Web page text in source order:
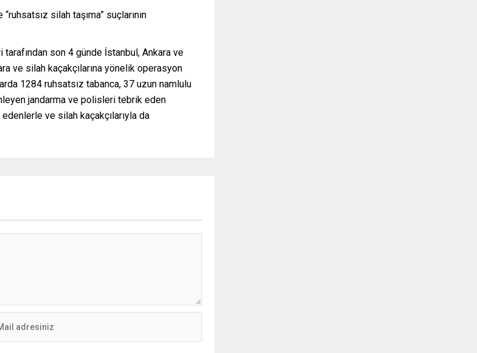
silah taşıma” suçlarının
son 4 günde İstanbul, Ankara ve
ve silah kaçakçılarına yönelik operasyon
1284 ruhsatsız tabanca, 37 uzun namlulu
jandarma ve polisleri tebrik eden
ve silah kaçakçılarıyla da